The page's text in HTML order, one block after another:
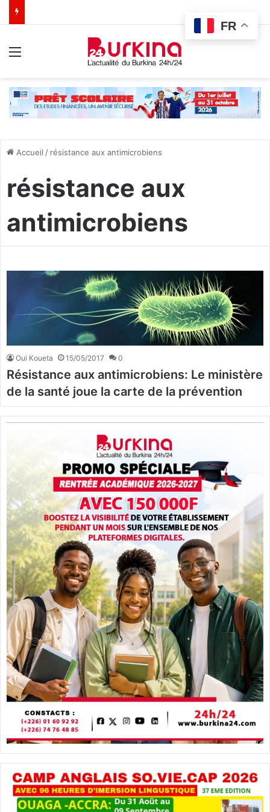
Accueil / résistance aux antimicrobiens
résistance aux
antimicrobiens
Oui Koueta 15/05/2017 0
Résistance aux antimicrobiens: Le ministère
de la santé joue la carte de la prévention
FR